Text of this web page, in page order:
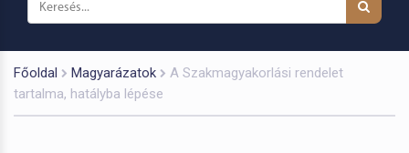
Főoldal Magyarázatok
A Szakmagyakorlási rendelet
tartalma, hatályba lépése